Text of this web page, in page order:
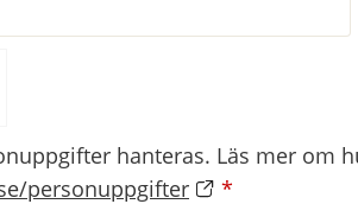
hanteras. Läs mer om
personuppgifter *